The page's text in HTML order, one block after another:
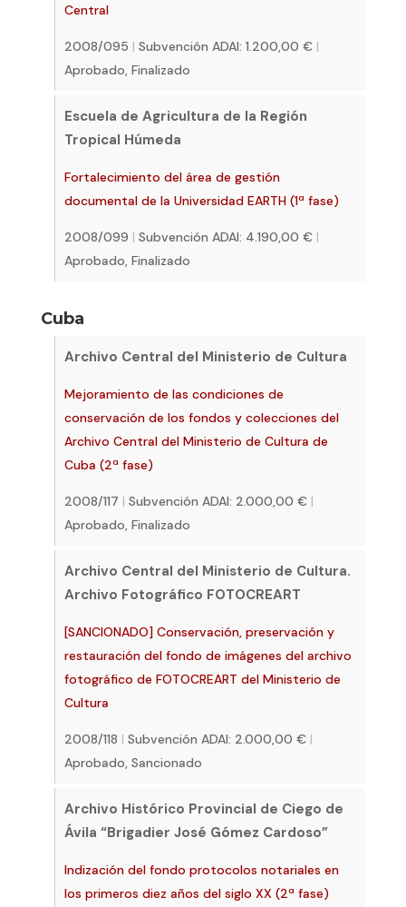
Central
2008/095 | Subvención ADAI: 1.200,00 € |
Aprobado, Finalizado
Escuela de Agricultura de la Región
Tropical Húmeda
Fortalecimiento del área de gestión
documental de la Universidad EARTH (1ª fase)
2008/099 | Subvención ADAI: 4.190,00 € |
Aprobado, Finalizado
Cuba
Archivo Central del Ministerio de Cultura
Mejoramiento de las condiciones de
conservación de los fondos y colecciones del
Archivo Central del Ministerio de Cultura de
Cuba (2ª fase)
2008/117 | Subvención ADAI: 2.000,00 € |
Aprobado, Finalizado
Archivo Central del Ministerio de Cultura.
Archivo Fotográfico FOTOCREART
[SANCIONADO] Conservación, preservación y
restauración del fondo de imágenes del archivo
fotográfico de FOTOCREART del Ministerio de
Cultura
2008/118 | Subvención ADAI: 2.000,00 € |
Aprobado, Sancionado
Archivo Histórico Provincial de Ciego de
Ávila “Brigadier José Gómez Cardoso”
Indización del fondo protocolos notariales en
los primeros diez años del siglo XX (2ª fase)